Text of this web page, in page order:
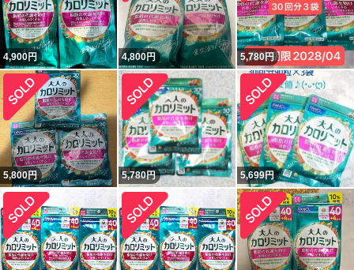
4,900円 4,800円 5,780円
5,800円 5,780円 5,699円